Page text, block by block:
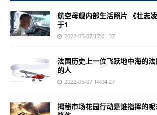
航空母舰内部生活照片 《壮志
于1
2022-05-07 17:01:37
法国历史上一位飞跃地中海的
的人
2022-05-07 14:04:27
揭秘市场花园行动是谁指挥的